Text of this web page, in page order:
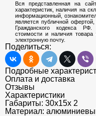
Вся представленная на
характеристик, наличия на
информационный,
является публичной
Гражданского кодекса
стоимости и наличия
электронную почту.
Поделиться:
Подробные
Оплата и доставка
Отзывы
Характеристики
Габариты: 30х15х 2
Материал: